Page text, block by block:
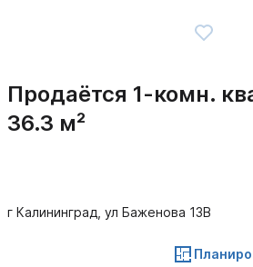
Продаётся 1-комн.
36.3 м²
г Калининград, ул Баженова 13В